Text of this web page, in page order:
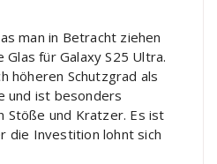
man in Betracht ziehen
für Galaxy S25 Ultra.
höheren Schutzgrad als
und ist besonders
Stöße und Kratzer. Es ist
die Investition lohnt sich